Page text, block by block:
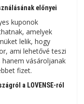
előnyei
kuponok
amelyek
lelik, hogy
ami lehetővé teszi
vásároljanak
fizet.
a LOVENSE-ról